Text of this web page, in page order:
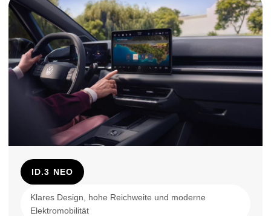
ID.3 NEO
Klares Design, hohe Reichweite und moderne
Elektromobilität